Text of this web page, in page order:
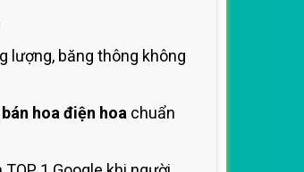
lượng, băng thông không
bán hoa điện hoa chuẩn